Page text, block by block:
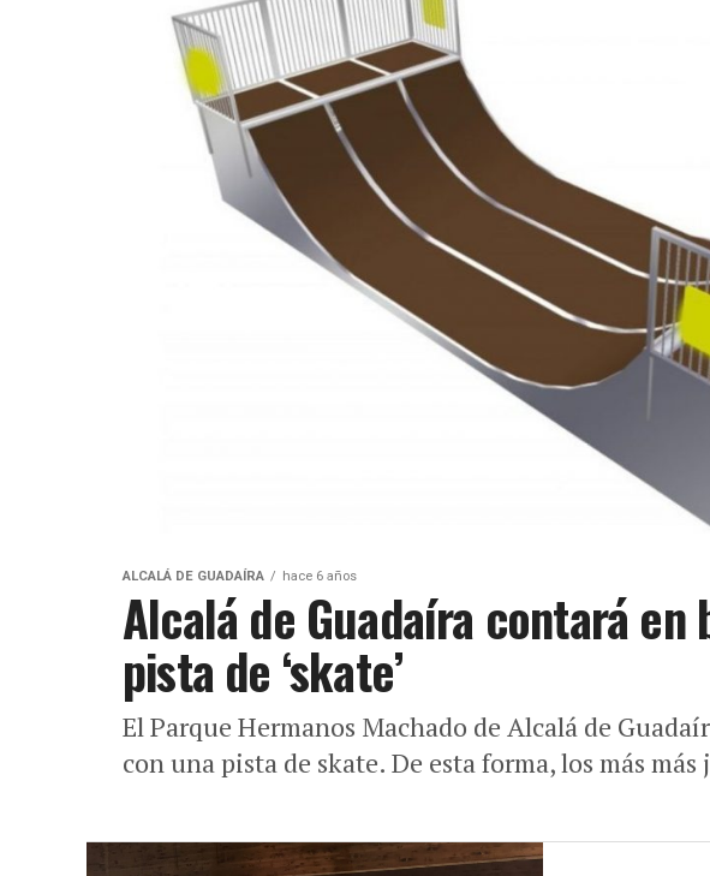
ALCALÁ DE GUADAÍRA hace 6 años
Alcalá de Guadaíra contará en
pista de ‘skate’
El Parque Hermanos Machado de Alcalá de
con una pista de skate. De esta forma, los más